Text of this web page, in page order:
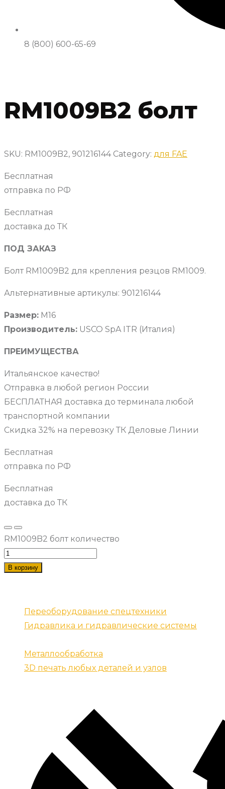
8 (800) 600-65-69
RM1009B2 болт
SKU: RM1009B2, 901216144 Category: для FAE
Бесплатная
отправка по РФ
Бесплатная
доставка до ТК
ПОД ЗАКАЗ
Болт RM1009B2 для крепления резцов RM1009.
Альтернативные артикулы: 901216144
Размер: М16
Производитель: USCO SpA ITR (Италия)
ПРЕИМУЩЕСТВА
Итальянское качество!
Отправка в любой регион России
БЕСПЛАТНАЯ доставка до терминала любой
транспортной компании
Скидка 32% на перевозку ТК Деловые Линии
Бесплатная
отправка по РФ
Бесплатная
доставка до ТК
RM1009B2 болт количество
В корзину
Переоборудование спецтехники
Гидравлика и гидравлические системы
Металлообработка
3D печать любых деталей и узлов